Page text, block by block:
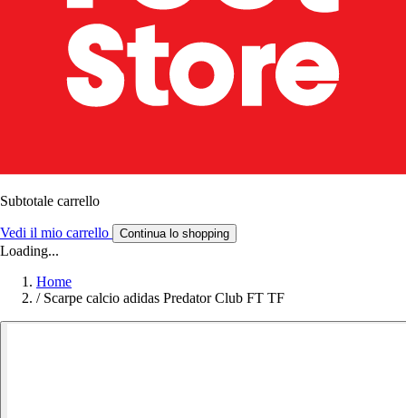
Subtotale carrello
Vedi il mio carrello Continua lo shopping
Loading...
Home
/ Scarpe calcio adidas Predator Club FT TF